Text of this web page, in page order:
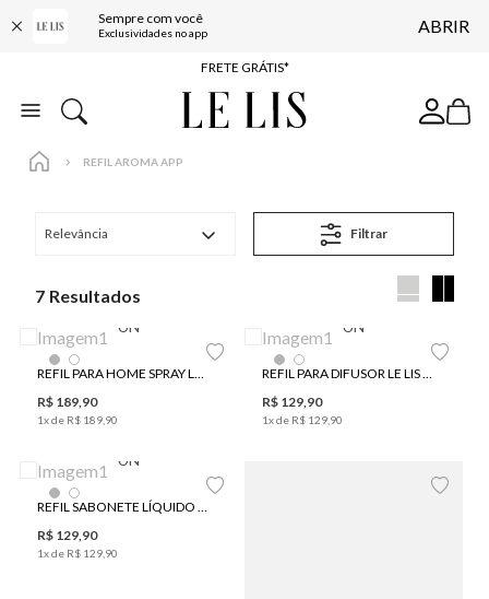
Sempre com você
Exclusividades no app ABRIR
ENTREGA EXPRESSA*
FRETE GRÁTIS*
BAIXE O APP
REFIL AROMA APP
Relevância Filtrar
7
UN
REFIL PARA HOME SPRAY LE LIS AROMA ALECRIM 500MLG
R$ 189,90
1x de R$ 189 90
UN
REFIL PARA DIFUSOR LE LIS AROMA ALECRIM 200ML
R$ 129,90
1x de R$ 129 90
UN
REFIL SABONETE LÍQUIDO LE LIS AROMA ALECRIM 500ML
R$ 129,90
1x de R$ 129 90